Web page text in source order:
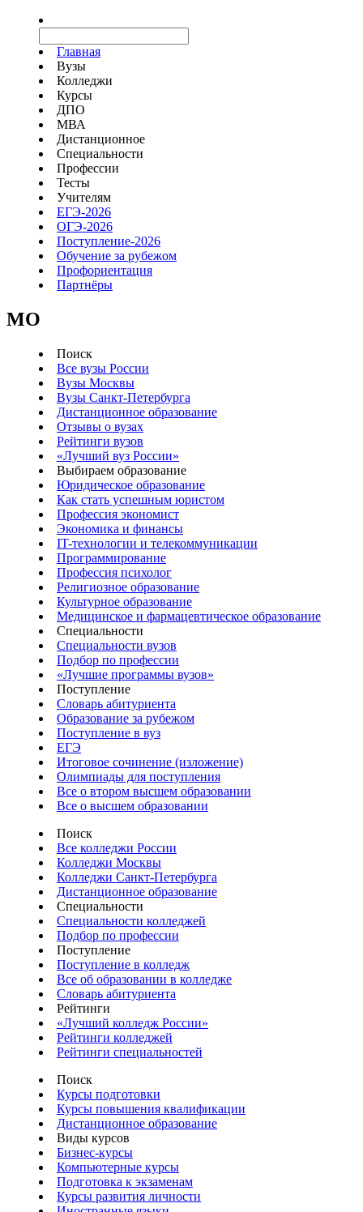
Главная
Вузы
Колледжи
Курсы
ДПО
МВА
Дистанционное
Специальности
Профессии
Тесты
Учителям
ЕГЭ-2026
ОГЭ-2026
Поступление-2026
Обучение за рубежом
Профориентация
Партнёры
MO
Поиск
Все вузы России
Вузы Москвы
Вузы Санкт-Петербурга
Дистанционное образование
Отзывы о вузах
Рейтинги вузов
«Лучший вуз России»
Выбираем образование
Юридическое образование
Как стать успешным юристом
Профессия экономист
Экономика и финансы
IT-технологии и телекоммуникации
Программирование
Профессия психолог
Религиозное образование
Культурное образование
Медицинское и фармацевтическое образование
Специальности
Специальности вузов
Подбор по профессии
«Лучшие программы вузов»
Поступление
Словарь абитуриента
Образование за рубежом
Поступление в вуз
ЕГЭ
Итоговое сочинение (изложение)
Олимпиады для поступления
Все о втором высшем образовании
Все о высшем образовании
Поиск
Все колледжи России
Колледжи Москвы
Колледжи Санкт-Петербурга
Дистанционное образование
Специальности
Специальности колледжей
Подбор по профессии
Поступление
Поступление в колледж
Все об образовании в колледже
Словарь абитуриента
Рейтинги
«Лучший колледж России»
Рейтинги колледжей
Рейтинги специальностей
Поиск
Курсы подготовки
Курсы повышения квалификации
Дистанционное образование
Виды курсов
Бизнес-курсы
Компьютерные курсы
Подготовка к экзаменам
Курсы развития личности